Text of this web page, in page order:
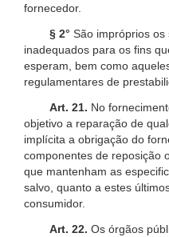
fornecedor.
§ 2° São impróprios os
inadequados para os fins
esperam, bem como
regulamentares de
Art. 21. No
objetivo a reparação de
implícita a obrigação do
componentes de reposição
que mantenham as
salvo, quanto a estes
consumidor.
Art. 22. Os órgãos